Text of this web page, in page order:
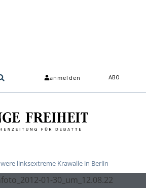
anmelden ABO
linksextreme Krawalle in Berlin